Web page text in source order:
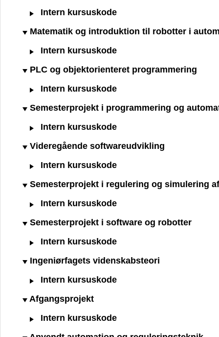
Intern kursuskode
Matematik og introduktion til robotter i
Intern kursuskode
PLC og objektorienteret programmering
Intern kursuskode
Semesterprojekt i programmering og
Intern kursuskode
Videregående softwareudvikling
Intern kursuskode
Semesterprojekt i regulering og simulering
Intern kursuskode
Semesterprojekt i software og robotter
Intern kursuskode
Ingeniørfagets videnskabsteori
Intern kursuskode
Afgangsprojekt
Intern kursuskode